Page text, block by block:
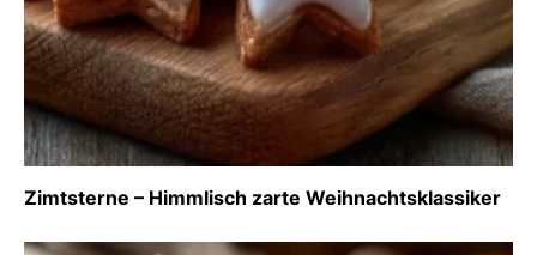
Zimtsterne – Himmlisch zarte Weihnachtsklassiker